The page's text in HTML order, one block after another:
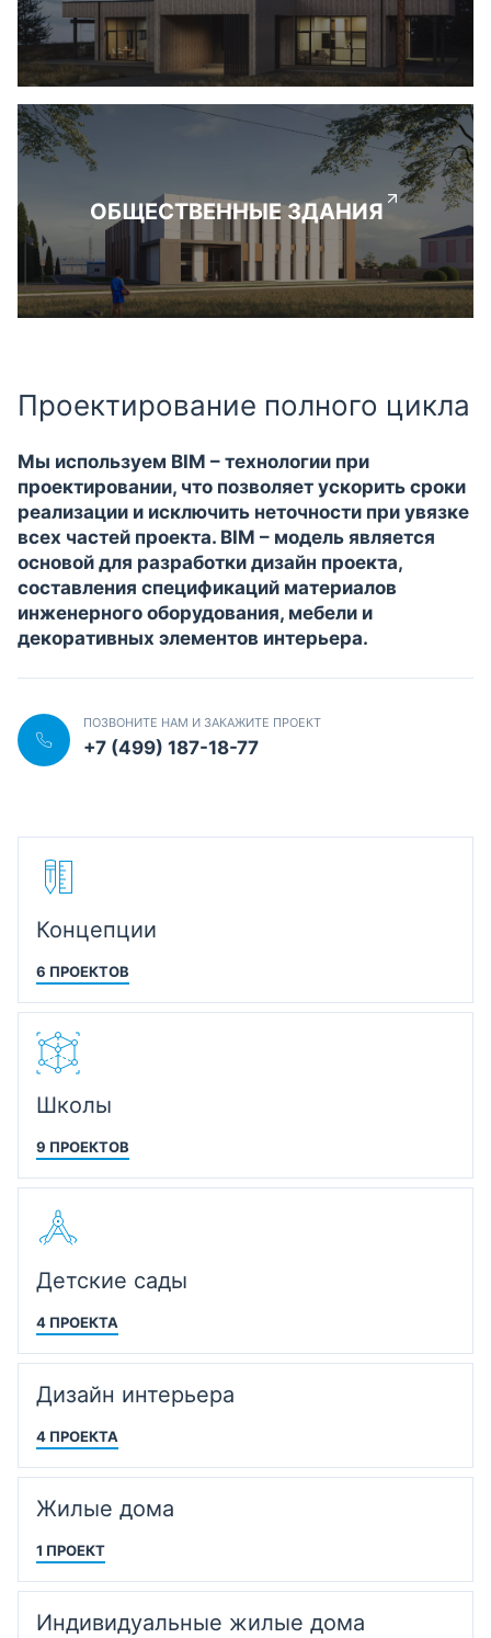
ОБЩЕСТВЕННЫЕ ЗДАНИЯ
Проектирование полного цикла
Мы используем BIM – технологии при
проектировании, что позволяет ускорить сроки
реализации и исключить неточности при увязке
всех частей проекта. BIM – модель является
основой для разработки дизайн проекта,
составления спецификаций материалов
инженерного оборудования, мебели и
декоративных элементов интерьера.
ПОЗВОНИТЕ НАМ И ЗАКАЖИТЕ ПРОЕКТ
+7 (499) 187-18-77
Концепции
6 ПРОЕКТОВ
Школы
9 ПРОЕКТОВ
Детские сады
4 ПРОЕКТА
Дизайн интерьера
4 ПРОЕКТА
Жилые дома
1 ПРОЕКТ
Индивидуальные жилые дома